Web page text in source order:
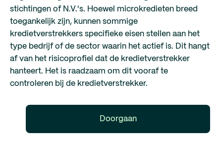
stichtingen of N.V.'s. Hoewel microkredieten breed
toegankelijk zijn, kunnen sommige
kredietverstrekkers specifieke eisen stellen aan het
type bedrijf of de sector waarin het actief is. Dit hangt
af van het risicoprofiel dat de kredietverstrekker
hanteert. Het is raadzaam om dit vooraf te
controleren bij de kredietverstrekker.
Doorgaan